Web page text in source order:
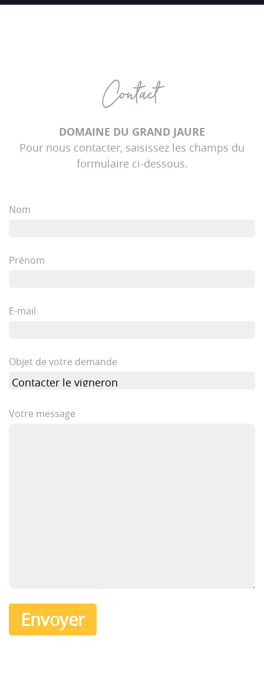
Contact
DOMAINE DU GRAND JAURE
Pour nous contacter, saisissez les champs du
formulaire ci-dessous.
Nom
Prénom
E-mail
Objet de votre demande
Votre message